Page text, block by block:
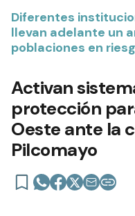
Diferentes
llevan adelante un
poblaciones en
Activan
protección
Oeste ante la
Pilcomayo